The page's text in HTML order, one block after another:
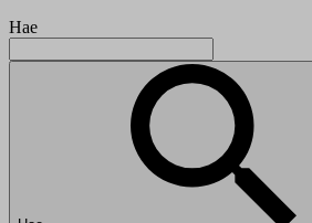
Hae